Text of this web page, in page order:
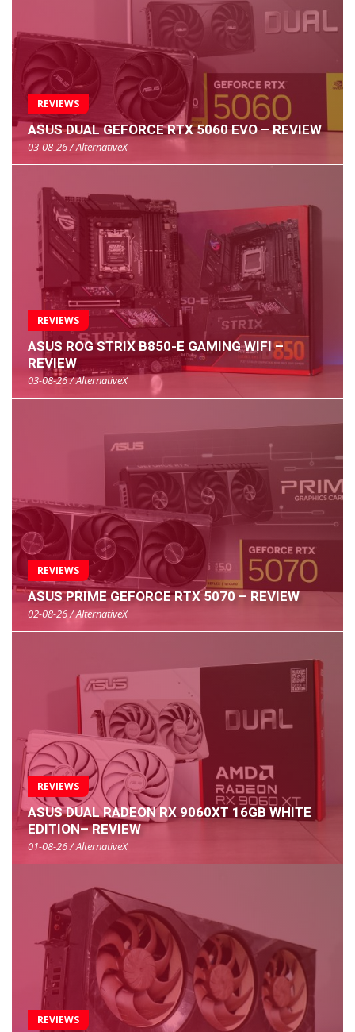
REVIEWS
ASUS DUAL GEFORCE RTX 5060 EVO – REVIEW
03-08-26 / AlternativeX
REVIEWS
ASUS ROG STRIX B850-E GAMING WIFI –
REVIEW
03-08-26 / AlternativeX
REVIEWS
ASUS PRIME GEFORCE RTX 5070 – REVIEW
02-08-26 / AlternativeX
REVIEWS
ASUS DUAL RADEON RX 9060XT 16GB WHITE
EDITION– REVIEW
01-08-26 / AlternativeX
REVIEWS